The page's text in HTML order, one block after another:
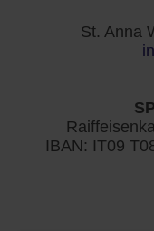
St. Anna
IBAN: IT09